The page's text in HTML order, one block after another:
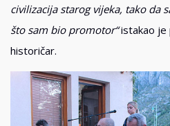
civilizacija starog vijeka, tako da
što sam bio promotor“istakao je
historičar.